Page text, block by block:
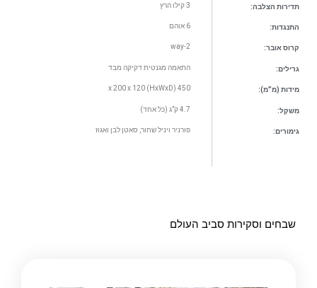
תדירות הצלבה:
התנגדות:
קרוס אובר:
גרילים:
מידות (מ”מ):
מִשׁקָל:
גימורים:
3 קילו הרץ
6 אוהם
2-way
התאמה מגנטית דקיקה מבד
450 x 200 x 120 (HxWxD)
4.7 ק”ג (כל אחד)
פורניר ויניל שחור, סאטן לבן ואגוז
שבחים וסקירות סביב העולם